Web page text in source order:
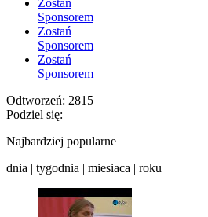
Zostań
Sponsorem
Zostań
Sponsorem
Zostań
Sponsorem
Odtworzeń: 2815
Podziel się:
Najbardziej popularne
dnia | tygodnia | miesiaca | roku